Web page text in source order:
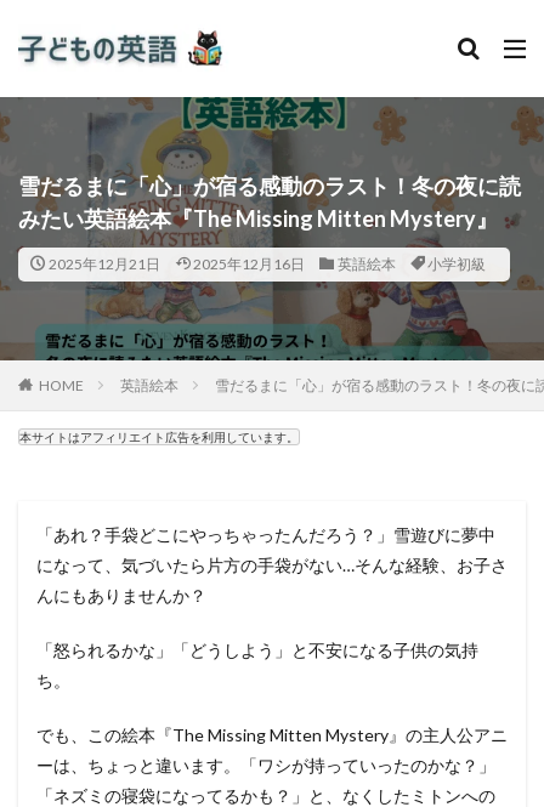
雪だるまに「心」が宿る感動のラスト！冬の夜に読
みたい英語絵本『The Missing Mitten Mystery』
2025年12月21日 2025年12月16日 英語絵本 小学初級
HOME 英語絵本 雪だるまに「心」が宿る感動のラスト！冬の夜
本サイトはアフィリエイト広告を利用しています。
「あれ？手袋どこにやっちゃったんだろう？」雪遊びに夢中
になって、気づいたら片方の手袋がない…そんな経験、お子さ
んにもありませんか？
「怒られるかな」「どうしよう」と不安になる子供の気持
ち。
でも、この絵本『The Missing Mitten Mystery』の主人公アニ
ーは、ちょっと違います。「ワシが持っていったのかな？」
「ネズミの寝袋になってるかも？」と、なくしたミトンへの